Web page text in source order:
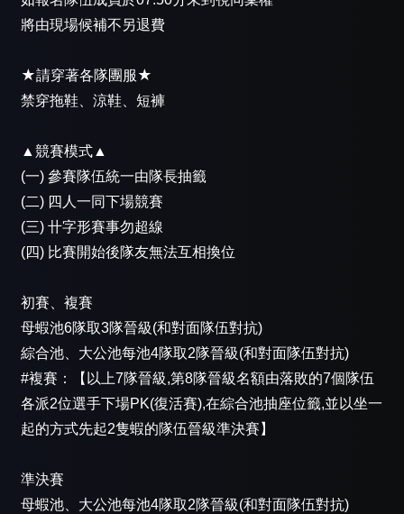
將由現場候補不另退費
★請穿著各隊團服★
禁穿拖鞋、涼鞋、短褲
▲競賽模式▲
(一) 參賽隊伍統一由隊長抽籤
(二) 四人一同下場競賽
(三) 卄字形賽事勿超線
(四) 比賽開始後隊友無法互相換位
初賽、複賽
母蝦池6隊取3隊晉級(和對面隊伍對抗)
綜合池、大公池每池4隊取2隊晉級(和對面隊伍對抗)
#複賽：【以上7隊晉級,第8隊晉級名額由落敗的7個隊伍
各派2位選手下場PK(復活賽),在綜合池抽座位籤,並以坐一
起的方式先起2隻蝦的隊伍晉級準決賽】
準決賽
母蝦池、大公池每池4隊取2隊晉級(和對面隊伍對抗)